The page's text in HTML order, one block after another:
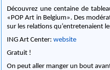
Découvrez une centaine de
«POP Art in Belgium». Des
sur les relations qu’entretenaient
ING Art Center:website
Gratuit !
On peut aller manger un bout